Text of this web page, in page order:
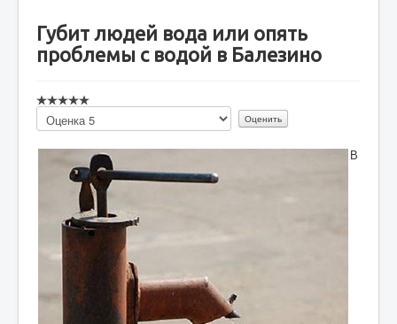
Губит людей вода или опять
проблемы с водой в Балезино
Пожалуйста,
оцените
В